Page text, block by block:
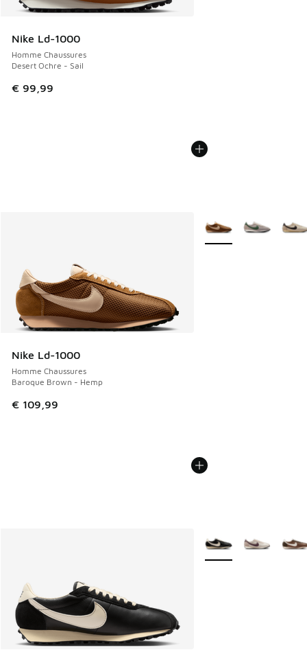
Nike Ld-1000
Homme Chaussures
Desert Ochre - Sail
€ 99,99
Nike Ld-1000
Homme Chaussures
Baroque Brown - Hemp
€ 109,99
Plus de couleurs
Plus de couleurs